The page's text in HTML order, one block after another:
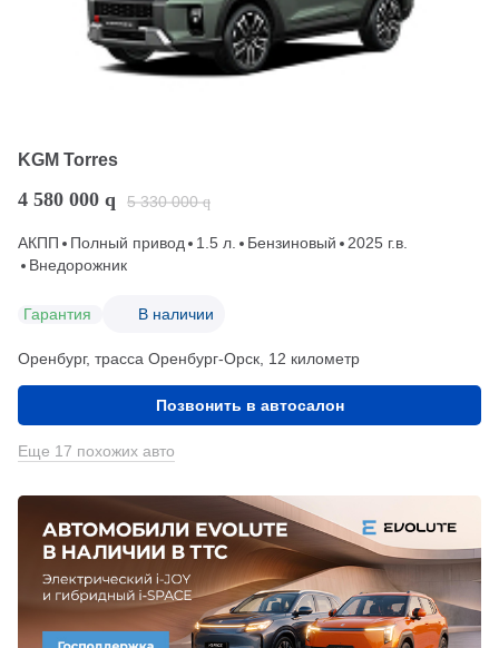
KGM Torres
4 580 000 q 5 330 000 q
АКПП Полный привод 1.5 л. Бензиновый
2025 г.в.
Внедорожник
Гарантия В наличии
Оренбург, трасса Оренбург-Орск, 12 километр
Позвонить в автосалон
Еще 17 похожих авто